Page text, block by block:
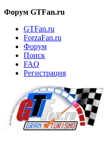
Форум GTFan.ru
GTFan.ru
ForzaFan.ru
Форум
Поиск
FAQ
Регистрация